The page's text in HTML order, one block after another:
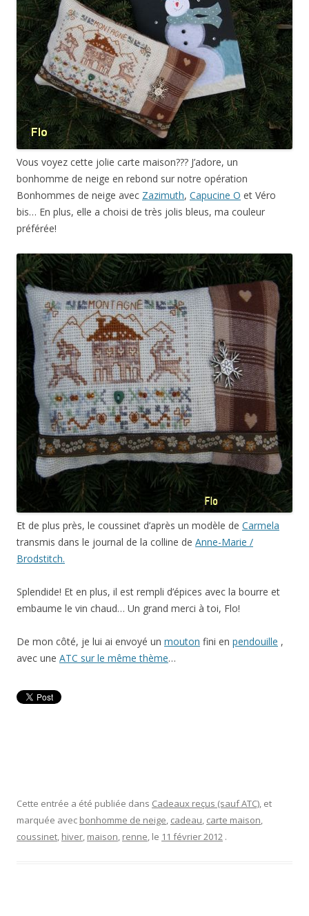
Vous voyez cette jolie carte maison??? J’adore, un
bonhomme de neige en rebond sur notre opération
Bonhommes de neige avec Zazimuth, Capucine O et Véro
bis… En plus, elle a choisi de très jolis bleus, ma couleur
préférée!
Et de plus près, le coussinet d’après un modèle de Carmela
transmis dans le journal de la colline de Anne-Marie /
Brodstitch.
Splendide! Et en plus, il est rempli d’épices avec la bourre et
embaume le vin chaud… Un grand merci à toi, Flo!
De mon côté, je lui ai envoyé un mouton fini en pendouille ,
avec une ATC sur le même thème…
Cette entrée a été publiée dans Cadeaux reçus (sauf ATC), et
marquée avec bonhomme de neige, cadeau, carte maison,
coussinet, hiver, maison, renne, le 11 février 2012 .